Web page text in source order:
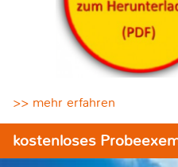
>> mehr erfahren
kostenloses